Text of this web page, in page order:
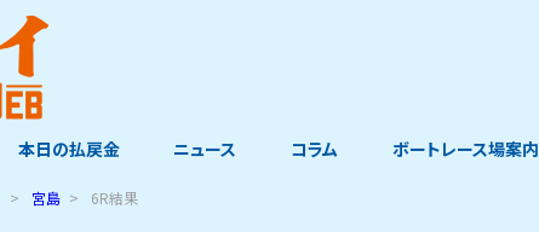
本日の払戻金 ニュース コラム ボートレース場案内
宮島 6R結果